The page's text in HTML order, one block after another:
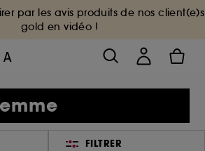
par les avis produits de nos client(e)s
gold en vidéo !
FILTRER